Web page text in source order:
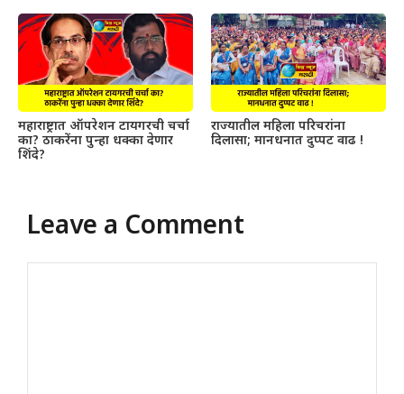
महाराष्ट्रात ऑपरेशन टायगरची चर्चा
का? ठाकरेंना पुन्हा धक्का देणार
शिंदे?
राज्यातील महिला परिचरांना
दिलासा; मानधनात दुप्पट वाढ !
Leave a Comment